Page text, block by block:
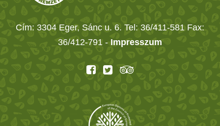
Cím: 3304 Eger, Sánc u. 6. Tel: 36/411-581 Fax:
36/412-791 - Impresszum